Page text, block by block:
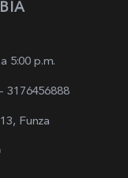
5:00 p.m.
3176456888
Funza